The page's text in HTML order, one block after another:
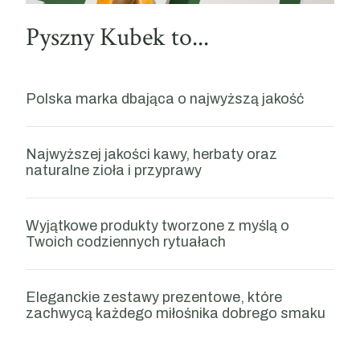
Pyszny Kubek to...
Polska marka dbająca o najwyższą jakość
Najwyższej jakości kawy, herbaty oraz
naturalne zioła i przyprawy
Wyjątkowe produkty tworzone z myślą o
Twoich codziennych rytuałach
Eleganckie zestawy prezentowe, które
zachwycą każdego miłośnika dobrego smaku